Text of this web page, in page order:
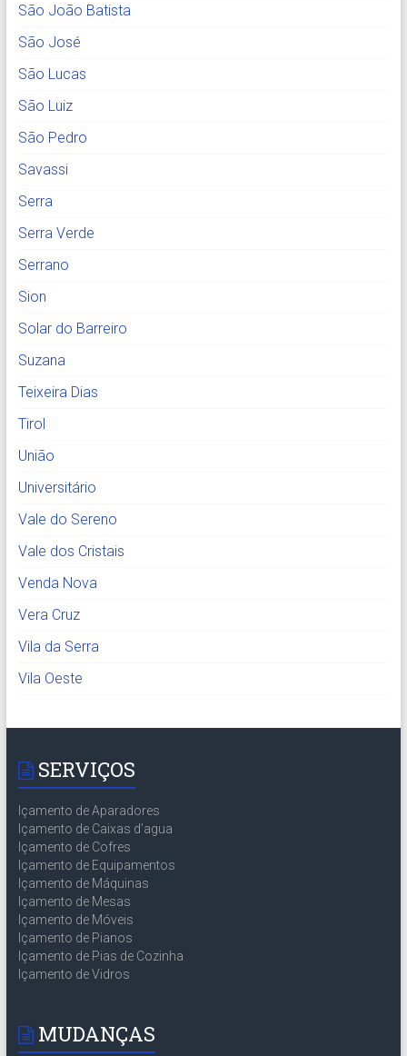
São João Batista
São José
São Lucas
São Luiz
São Pedro
Savassi
Serra
Serra Verde
Serrano
Sion
Solar do Barreiro
Suzana
Teixeira Dias
Tirol
União
Universitário
Vale do Sereno
Vale dos Cristais
Venda Nova
Vera Cruz
Vila da Serra
Vila Oeste
SERVIÇOS
Içamento de Aparadores
Içamento de Caixas d’agua
Içamento de Cofres
Içamento de Equipamentos
Içamento de Máquinas
Içamento de Mesas
Içamento de Móveis
Içamento de Pianos
Içamento de Pias de Cozinha
Içamento de Vidros
MUDANÇAS